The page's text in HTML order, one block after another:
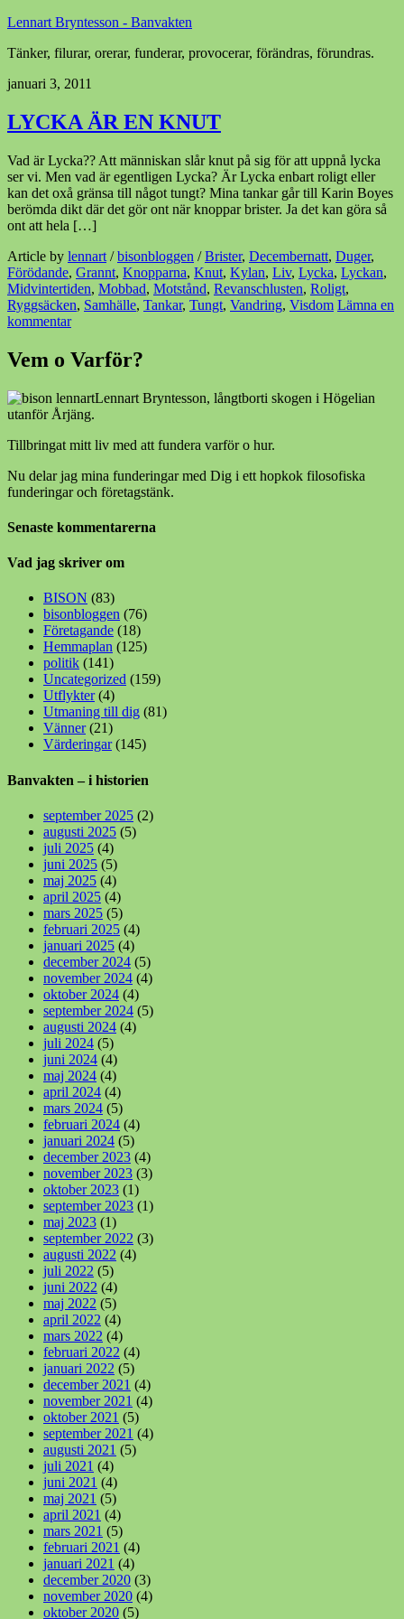
Lennart Bryntesson - Banvakten
Tänker, filurar, orerar, funderar, provocerar, förändras, förundras.
januari 3, 2011
LYCKA ÄR EN KNUT
Vad är Lycka?? Att människan slår knut på sig för att uppnå lycka
ser vi. Men vad är egentligen Lycka? Är Lycka enbart roligt eller
kan det oxå gränsa till något tungt? Mina tankar går till Karin Boyes
berömda dikt där det gör ont när knoppar brister. Ja det kan göra så
ont att hela […]
Article by lennart /bisonbloggen /Brister, Decembernatt, Duger,
Förödande, Grannt, Knopparna, Knut, Kylan, Liv, Lycka, Lyckan,
Midvintertiden, Mobbad, Motstånd, Revanschlusten, Roligt,
Ryggsäcken, Samhälle, Tankar, Tungt, Vandring, Visdom Lämna en
kommentar
Vem o Varför?
Lennart Bryntesson, långtborti skogen i Högelian
utanför Årjäng.
Tillbringat mitt liv med att fundera varför o hur.
Nu delar jag mina funderingar med Dig i ett hopkok filosofiska
funderingar och företagstänk.
Senaste kommentarerna
Vad jag skriver om
BISON (83)
bisonbloggen (76)
Företagande (18)
Hemmaplan (125)
politik (141)
Uncategorized (159)
Utflykter(4)
Utmaning till dig (81)
Vänner(21)
Värderingar(145)
Banvakten – i historien
september 2025 (2)
augusti 2025 (5)
juli 2025 (4)
juni 2025 (5)
maj 2025 (4)
april 2025 (4)
mars 2025 (5)
februari 2025 (4)
januari 2025 (4)
december 2024 (5)
november 2024 (4)
oktober 2024 (4)
september 2024 (5)
augusti 2024 (4)
juli 2024 (5)
juni 2024 (4)
maj 2024 (4)
april 2024 (4)
mars 2024 (5)
februari 2024 (4)
januari 2024 (5)
december 2023 (4)
november 2023 (3)
oktober 2023 (1)
september 2023 (1)
maj 2023 (1)
september 2022 (3)
augusti 2022 (4)
juli 2022 (5)
juni 2022 (4)
maj 2022 (5)
april 2022 (4)
mars 2022 (4)
februari 2022 (4)
januari 2022 (5)
december 2021 (4)
november 2021 (4)
oktober 2021 (5)
september 2021 (4)
augusti 2021 (5)
juli 2021 (4)
juni 2021 (4)
maj 2021 (5)
april 2021 (4)
mars 2021 (5)
februari 2021 (4)
januari 2021 (4)
december 2020 (3)
november 2020 (4)
oktober 2020 (5)